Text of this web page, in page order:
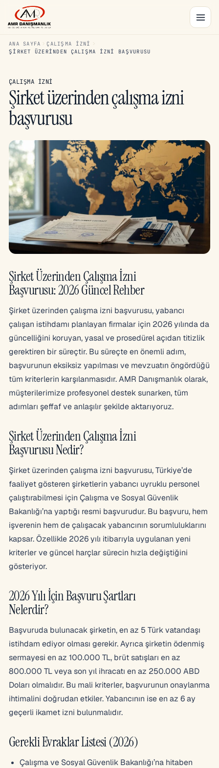
ANA SAYFA
ÇALIŞMA İZNI
ŞIRKET ÜZERINDEN ÇALIŞMA IZNI BAŞVURUSU
ÇALIŞMA İZNI
Şirket üzerinden çalışma izni
başvurusu
Şirket Üzerinden Çalışma İzni
Başvurusu: 2026 Güncel Rehber
Şirket üzerinden çalışma izni başvurusu, yabancı
çalışan istihdamı planlayan firmalar için 2026 yılında da
güncelliğini koruyan, yasal ve prosedürel açıdan titizlik
gerektiren bir süreçtir. Bu süreçte en önemli adım,
başvurunun eksiksiz yapılması ve mevzuatın öngördüğü
tüm kriterlerin karşılanmasıdır. AMR Danışmanlık olarak,
müşterilerimize profesyonel destek sunarken, tüm
adımları şeffaf ve anlaşılır şekilde aktarıyoruz.
Şirket Üzerinden Çalışma İzni
Başvurusu Nedir?
Şirket üzerinden çalışma izni başvurusu, Türkiye’de
faaliyet gösteren şirketlerin yabancı uyruklu personel
çalıştırabilmesi için Çalışma ve Sosyal Güvenlik
Bakanlığı’na yaptığı resmi başvurudur. Bu başvuru, hem
işverenin hem de çalışacak yabancının sorumluluklarını
kapsar. Özellikle 2026 yılı itibarıyla uygulanan yeni
kriterler ve güncel harçlar sürecin hızla değiştiğini
gösteriyor.
2026 Yılı İçin Başvuru Şartları
Nelerdir?
Başvuruda bulunacak şirketin, en az 5 Türk vatandaşı
istihdam ediyor olması gerekir. Ayrıca şirketin ödenmiş
sermayesi en az 100.000 TL, brüt satışları en az
800.000 TL veya son yıl ihracatı en az 250.000 ABD
Doları olmalıdır. Bu mali kriterler, başvurunun onaylanma
ihtimalini doğrudan etkiler. Yabancının ise en az 6 ay
geçerli ikamet izni bulunmalıdır.
Gerekli Evraklar Listesi (2026)
Çalışma ve Sosyal Güvenlik Bakanlığı’na hitaben